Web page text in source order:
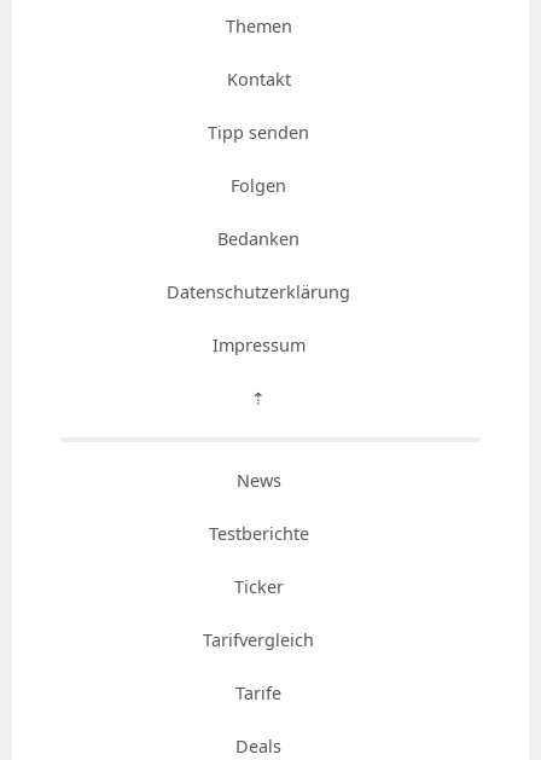
Themen
Kontakt
Tipp senden
Folgen
Bedanken
Datenschutzerklärung
Impressum
⇡
News
Testberichte
Ticker
Tarifvergleich
Tarife
Deals